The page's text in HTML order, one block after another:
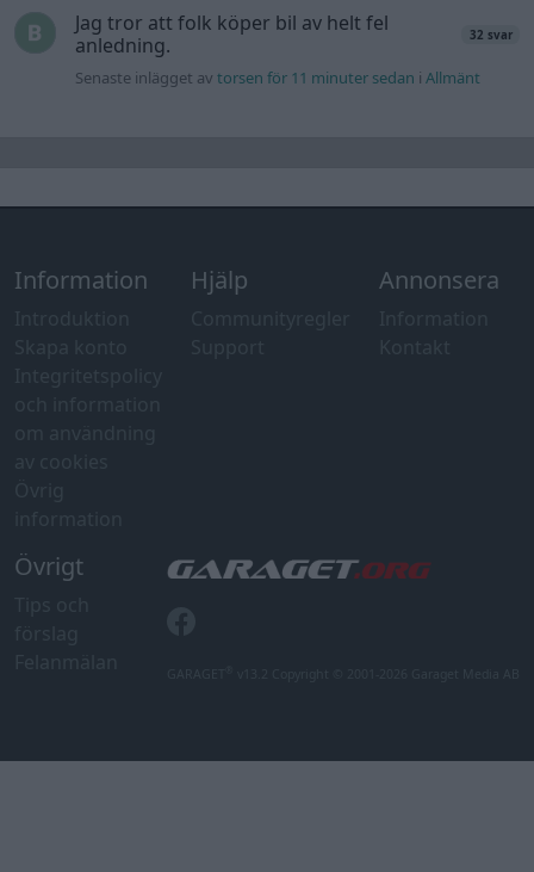
Jag tror att folk köper bil av helt fel
anledning.
32 svar
Senaste inlägget avtorsen för 11 minuter sedan iAllmänt
Information Hjälp Annonsera
Övrigt